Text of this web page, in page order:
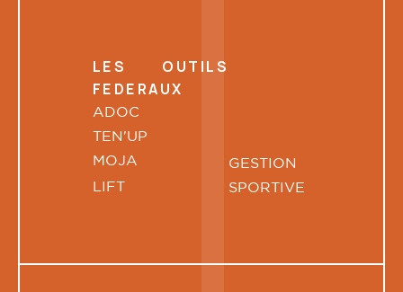
LES OUTILS
FEDERAUX
ADOC
TEN'UP
MOJA
LIFT
GESTION
SPORTIVE